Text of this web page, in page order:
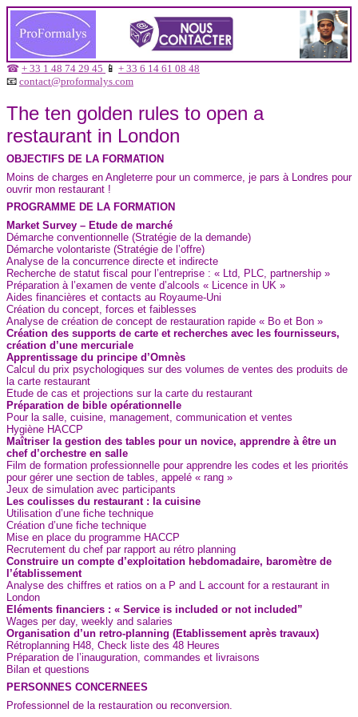
☎ + 33 1 48 74 29 45 📱 + 33 6 14 61 08 48
📧 contact@proformalys.com
The ten golden rules to open a
restaurant in London
OBJECTIFS DE LA FORMATION
Moins de charges en Angleterre pour un commerce, je pars à Londres pour
ouvrir mon restaurant !
PROGRAMME DE LA FORMATION
Market Survey – Etude de marché
Démarche conventionnelle (Stratégie de la demande)
Démarche volontariste (Stratégie de l’offre)
Analyse de la concurrence directe et indirecte
Recherche de statut fiscal pour l’entreprise : « Ltd, PLC, partnership »
Préparation à l’examen de vente d’alcools « Licence in UK »
Aides financières et contacts au Royaume-Uni
Création du concept, forces et faiblesses
Analyse de création de concept de restauration rapide « Bo et Bon »
Création des supports de carte et recherches avec les fournisseurs,
création d’une mercuriale
Apprentissage du principe d’Omnès
Calcul du prix psychologiques sur des volumes de ventes des produits de
la carte restaurant
Etude de cas et projections sur la carte du restaurant
Préparation de bible opérationnelle
Pour la salle, cuisine, management, communication et ventes
Hygiène HACCP
Maîtriser la gestion des tables pour un novice, apprendre à être un
chef d’orchestre en salle
Film de formation professionnelle pour apprendre les codes et les priorités
pour gérer une section de tables, appelé « rang »
Jeux de simulation avec participants
Les coulisses du restaurant : la cuisine
Utilisation d’une fiche technique
Création d’une fiche technique
Mise en place du programme HACCP
Recrutement du chef par rapport au rétro planning
Construire un compte d’exploitation hebdomadaire, baromètre de
l’établissement
Analyse des chiffres et ratios on a P and L account for a restaurant in
London
Eléments financiers : « Service is included or not included”
Wages per day, weekly and salaries
Organisation d’un retro-planning (Etablissement après travaux)
Rétroplanning H48, Check liste des 48 Heures
Préparation de l’inauguration, commandes et livraisons
Bilan et questions
PERSONNES CONCERNEES
Professionnel de la restauration ou reconversion.